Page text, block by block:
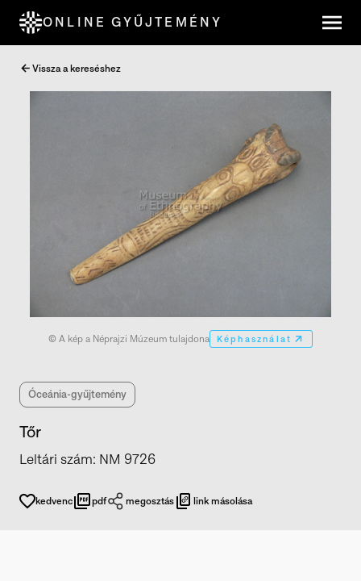
ONLINE GYŰJTEMÉNY
Vissza a kereséshez
© A kép a Néprajzi Múzeum tulajdona Képhasználat
Óceánia-gyűjtemény
Tőr
Leltári szám: NM 9726
kedvenc pdf megosztás link másolása